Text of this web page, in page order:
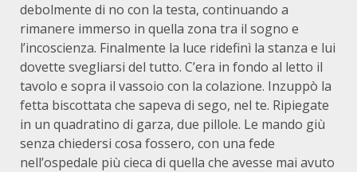
debolmente di no con la testa, continuando a
rimanere immerso in quella zona tra il sogno e
l’incoscienza. Finalmente la luce ridefinì la stanza e lui
dovette svegliarsi del tutto. C’era in fondo al letto il
tavolo e sopra il vassoio con la colazione. Inzuppò la
fetta biscottata che sapeva di sego, nel te. Ripiegate
in un quadratino di garza, due pillole. Le mando giù
senza chiedersi cosa fossero, con una fede
nell’ospedale più cieca di quella che avesse mai avuto